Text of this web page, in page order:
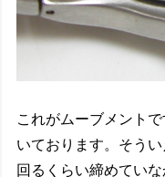
これがムーブメント
いております。そう
回るくらい締めてい